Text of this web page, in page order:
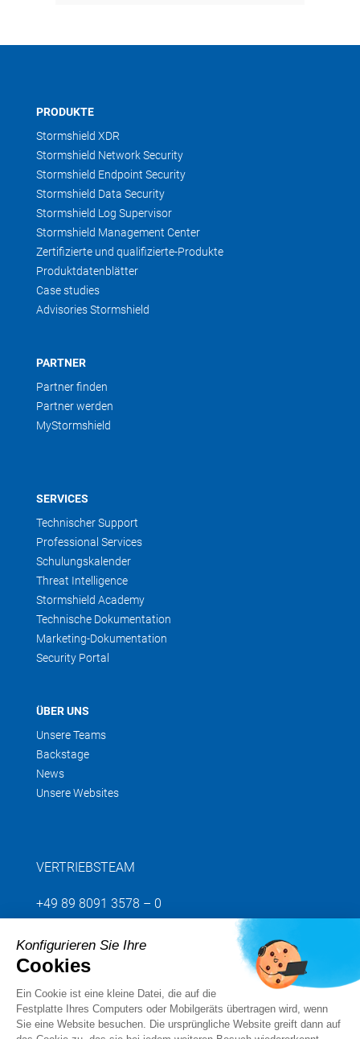
PRODUKTE
Stormshield XDR
Stormshield Network Security
Stormshield Endpoint Security
Stormshield Data Security
Stormshield Log Supervisor
Stormshield Management Center
Zertifizierte und qualifizierte-Produkte
Produktdatenblätter
Case studies
Advisories Stormshield
PARTNER
Partner finden
Partner werden
MyStormshield
SERVICES
Technischer Support
Professional Services
Schulungskalender
Threat Intelligence
Stormshield Academy
Technische Dokumentation
Marketing-Dokumentation
Security Portal
ÜBER UNS
Unsere Teams
Backstage
News
Unsere Websites
VERTRIEBSTEAM
+49 89 8091 3578 – 0
Senden Sie uns Ihre Anfrage
Folgen Sie uns
Konfigurieren Sie Ihre
Cookies
Ein Cookie ist eine kleine Datei, die auf die
Festplatte Ihres Computers oder Mobilgeräts übertragen wird, wenn
Sie eine Website besuchen. Die ursprüngliche Website greift dann auf